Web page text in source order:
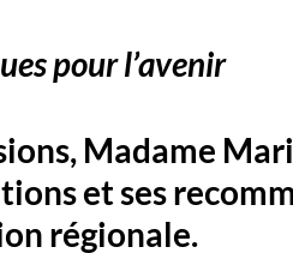
pour l’avenir
Madame
et ses
régionale.